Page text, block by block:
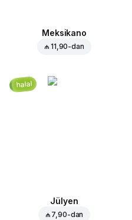
Meksikano
₼ 11,90-dan
halal
Jülyen
₼ 7,90-dan